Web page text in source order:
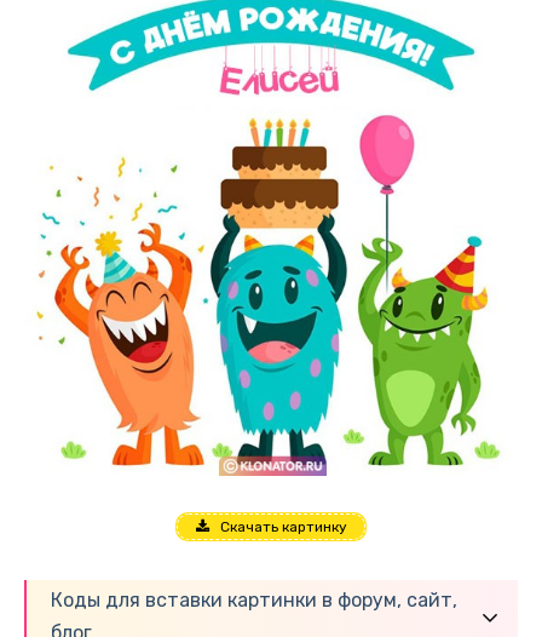
Скачать картинку
Коды для вставки картинки в форум, сайт,